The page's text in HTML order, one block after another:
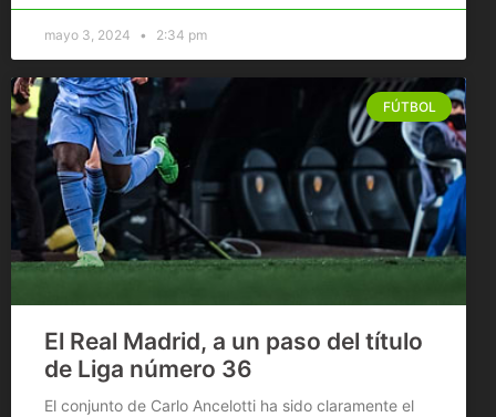
mayo 3, 2024 2:34 pm
FÚTBOL
El Real Madrid, a un paso del título
de Liga número 36
El conjunto de Carlo Ancelotti ha sido claramente el